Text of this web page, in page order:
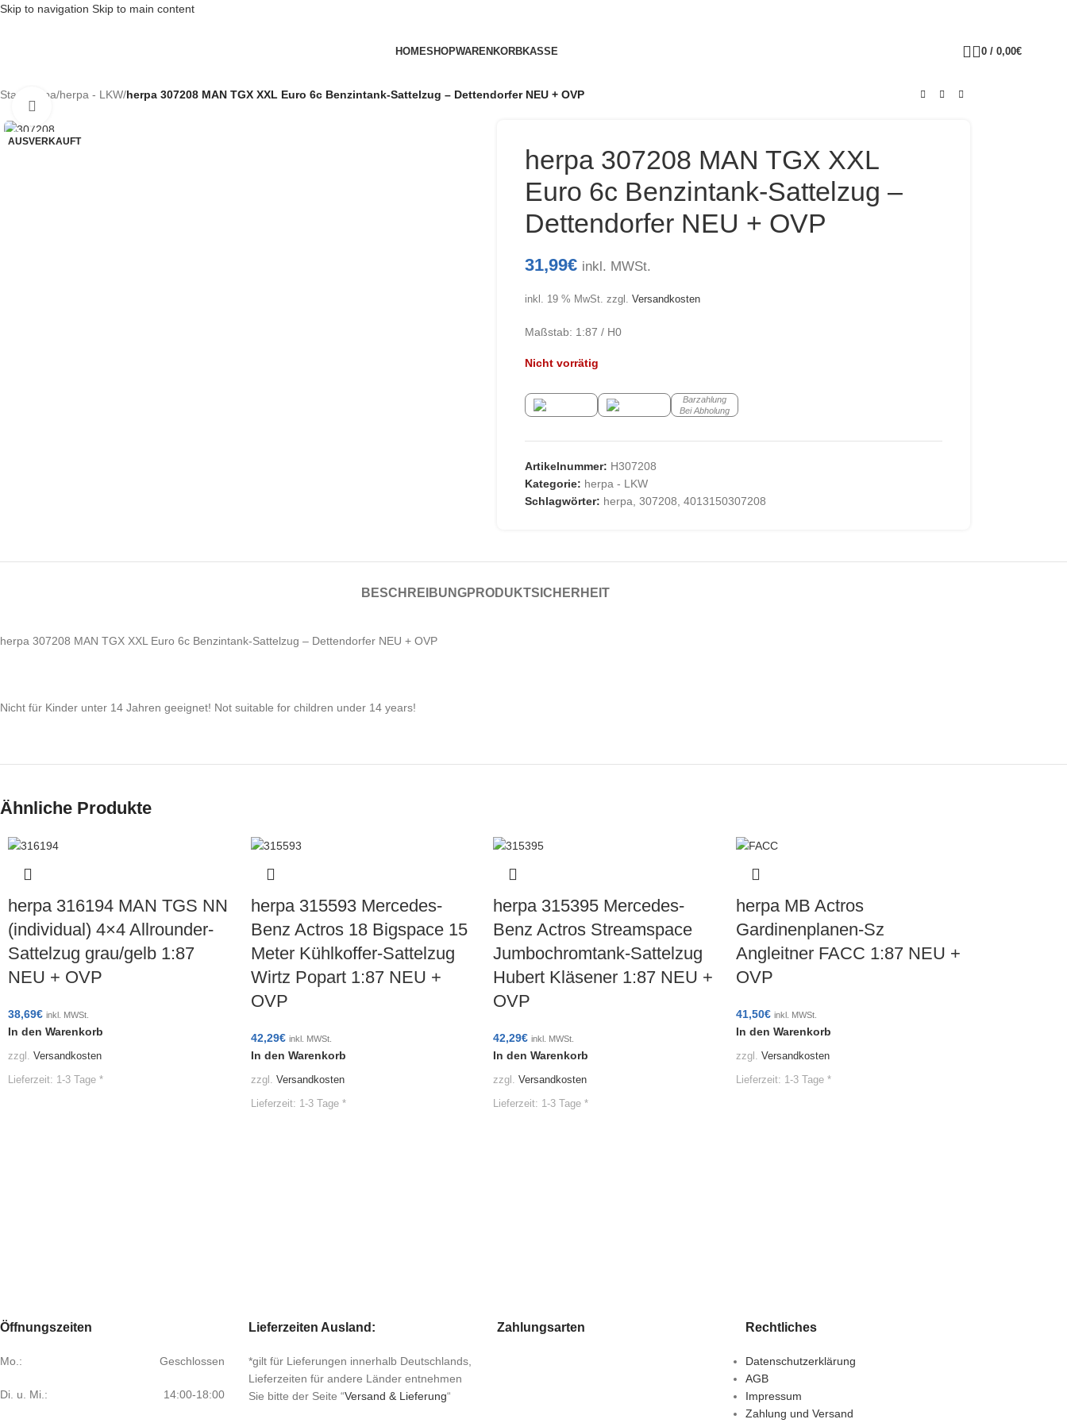
Skip to navigation Skip to main content
HOMESHOPWARENKORBKASSE 0 / 0,00€
Start herpa/herpa - LKW/herpa 307208 MAN TGX XXL Euro 6c Benzintank-Sattelzug – Dettendorfer NEU + OVP
AUSVERKAUFT
herpa 307208 MAN TGX XXL
Euro 6c Benzintank-Sattelzug –
Dettendorfer NEU + OVP
31,99€ inkl. MWSt.
inkl. 19 % MwSt. zzgl. Versandkosten
Maßstab: 1:87 / H0
Nicht vorrätig
Barzahlung
Bei Abholung
Artikelnummer: H307208
Kategorie: herpa - LKW
Schlagwörter: herpa 307208 4013150307208
BESCHREIBUNGPRODUKTSICHERHEIT
herpa 307208 MAN TGX XXL Euro 6c Benzintank-Sattelzug – Dettendorfer NEU + OVP
Nicht für Kinder unter 14 Jahren geeignet! Not suitable for children under 14 years!
Ähnliche Produkte
herpa 316194 MAN TGS NN
(individual) 4×4 Allrounder-
Sattelzug grau/gelb 1:87
NEU + OVP
38,69€ inkl. MWSt.
In den Warenkorb
zzgl. Versandkosten
Lieferzeit: 1-3 Tage *
herpa 315593 Mercedes-
Benz Actros 18 Bigspace 15
Meter Kühlkoffer-Sattelzug
Wirtz Popart 1:87 NEU +
OVP
42,29€ inkl. MWSt.
In den Warenkorb
zzgl. Versandkosten
Lieferzeit: 1-3 Tage *
herpa 315395 Mercedes-
Benz Actros Streamspace
Jumbochromtank-Sattelzug
Hubert Kläsener 1:87 NEU +
OVP
42,29€ inkl. MWSt.
In den Warenkorb
zzgl. Versandkosten
Lieferzeit: 1-3 Tage *
herpa MB Actros
Gardinenplanen-Sz
Angleitner FACC 1:87 NEU +
OVP
41,50€ inkl. MWSt.
In den Warenkorb
zzgl. Versandkosten
Lieferzeit: 1-3 Tage *
Öffnungszeiten
Mo.: Geschlossen
Di. u. Mi.: 14:00-18:00
Lieferzeiten Ausland:
*gilt für Lieferungen innerhalb Deutschlands,
Lieferzeiten für andere Länder entnehmen
Sie bitte der Seite “Versand & Lieferung“
Zahlungsarten Rechtliches
Datenschutzerklärung
AGB
Impressum
Zahlung und Versand